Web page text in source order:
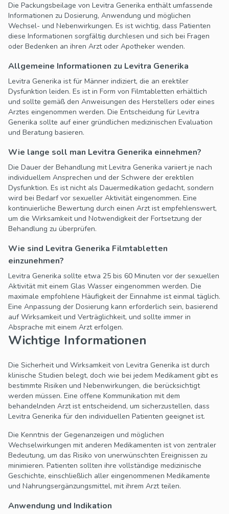
Die Packungsbeilage von Levitra Generika enthält umfassende
Informationen zu Dosierung, Anwendung und möglichen
Wechsel- und Nebenwirkungen. Es ist wichtig, dass Patienten
diese Informationen sorgfältig durchlesen und sich bei Fragen
oder Bedenken an ihren Arzt oder Apotheker wenden.
Allgemeine Informationen zu Levitra Generika
Levitra Generika ist für Männer indiziert, die an erektiler
Dysfunktion leiden. Es ist in Form von Filmtabletten erhältlich
und sollte gemäß den Anweisungen des Herstellers oder eines
Arztes eingenommen werden. Die Entscheidung für Levitra
Generika sollte auf einer gründlichen medizinischen Evaluation
und Beratung basieren.
Wie lange soll man Levitra Generika einnehmen?
Die Dauer der Behandlung mit Levitra Generika variiert je nach
individuellem Ansprechen und der Schwere der erektilen
Dysfunktion. Es ist nicht als Dauermedikation gedacht, sondern
wird bei Bedarf vor sexueller Aktivität eingenommen. Eine
kontinuierliche Bewertung durch einen Arzt ist empfehlenswert,
um die Wirksamkeit und Notwendigkeit der Fortsetzung der
Behandlung zu überprüfen.
Wie sind Levitra Generika Filmtabletten
einzunehmen?
Levitra Generika sollte etwa 25 bis 60 Minuten vor der sexuellen
Aktivität mit einem Glas Wasser eingenommen werden. Die
maximale empfohlene Häufigkeit der Einnahme ist einmal täglich.
Eine Anpassung der Dosierung kann erforderlich sein, basierend
auf Wirksamkeit und Verträglichkeit, und sollte immer in
Absprache mit einem Arzt erfolgen.
Wichtige Informationen
Die Sicherheit und Wirksamkeit von Levitra Generika ist durch
klinische Studien belegt, doch wie bei jedem Medikament gibt es
bestimmte Risiken und Nebenwirkungen, die berücksichtigt
werden müssen. Eine offene Kommunikation mit dem
behandelnden Arzt ist entscheidend, um sicherzustellen, dass
Levitra Generika für den individuellen Patienten geeignet ist.
Die Kenntnis der Gegenanzeigen und möglichen
Wechselwirkungen mit anderen Medikamenten ist von zentraler
Bedeutung, um das Risiko von unerwünschten Ereignissen zu
minimieren. Patienten sollten ihre vollständige medizinische
Geschichte, einschließlich aller eingenommenen Medikamente
und Nahrungsergänzungsmittel, mit ihrem Arzt teilen.
Anwendung und Indikation